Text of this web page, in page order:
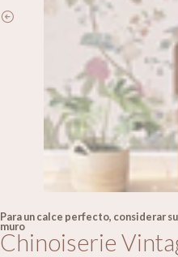
Para un calce perfecto, considerar
muro
Chinoiserie